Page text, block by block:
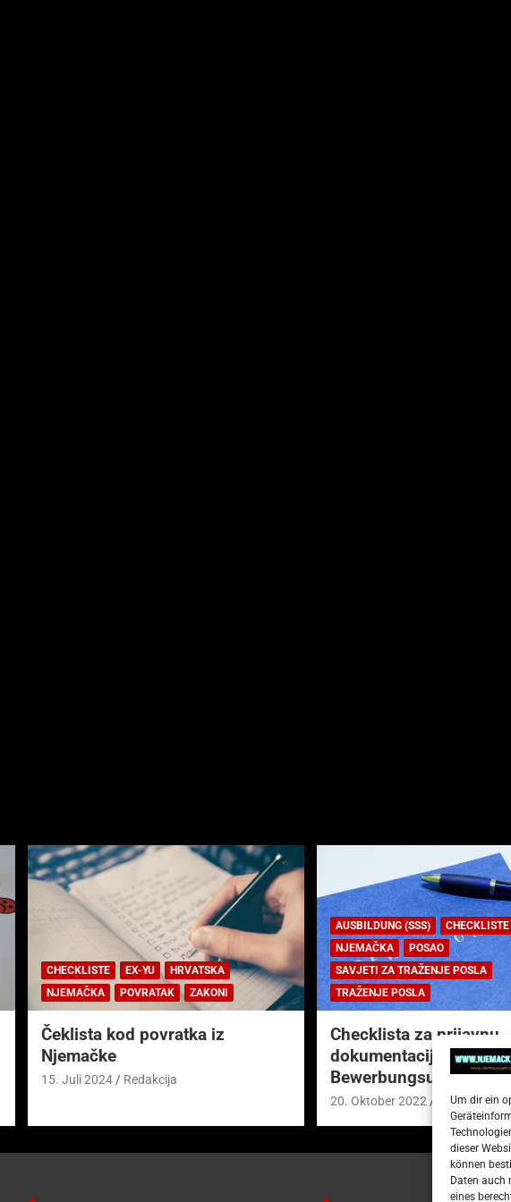
Um dir ein
dieser
können
Daten auch
eines
CHECKLISTE EX-YU
HRVATSKA
NJEMAČKA
POVRATAK ZAKONI
Čeklista kod povratka iz
Njemačke
15. Juli 2024 Redakcija
AUSBILDUNG (SSS)
CHECKLISTE
NJEMAČKA
POSAO
SAVJETI ZA TRAŽENJE POSLA
TRAŽENJE POSLA
Checklista za prijavnu
dokumentaciju (njem.
20. Oktober 2022 Redakcija